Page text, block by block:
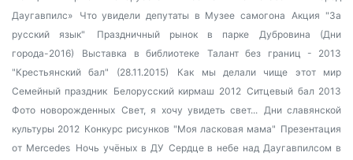
Даугавпилс»
Что увидели депутаты в Музее самогона
Акция "За
русский язык"
Праздничный рынок в парке Дубровина (Дни
города-2016)
Выставка в библиотеке
Талант без границ - 2013
"Крестьянский бал" (28.11.2015)
Как мы делали чище этот мир
Семейный праздник Белорусский кирмаш 2012 Ситцевый бал 2013
Фото новорожденных Свет, я хочу увидеть свет... Дни славянской
культуры 2012 Конкурс рисунков "Моя ласковая мама" Презентация
от Mercedes Ночь учёных в ДУ Сердце в небе над Даугавпилсом в